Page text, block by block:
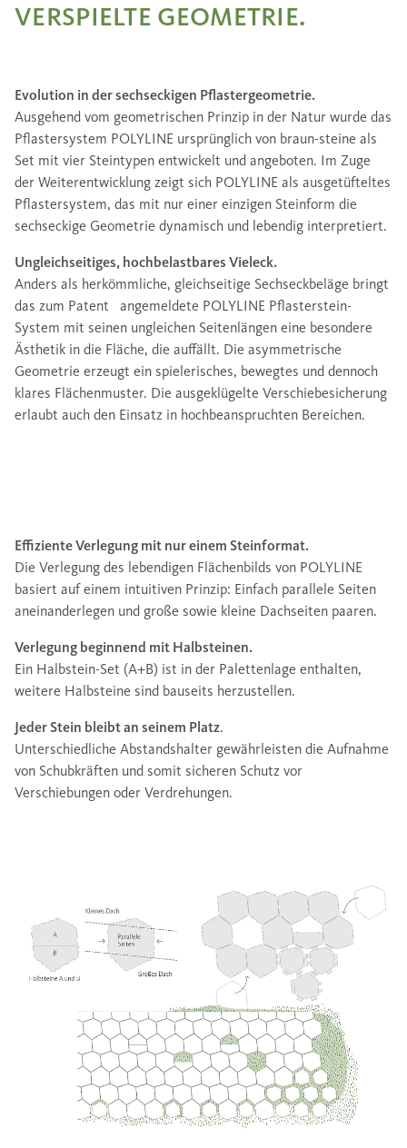
VERSPIELTE GEOMETRIE.
Evolution in der sechseckigen Pflastergeometrie.
Ausgehend vom geometrischen Prinzip in der Natur wurde das
Pflastersystem POLYLINE ursprünglich von braun-steine als
Set mit vier Steintypen entwickelt und angeboten. Im Zuge
der Weiterentwicklung zeigt sich POLYLINE als ausgetüfteltes
Pflastersystem, das mit nur einer einzigen Steinform die
sechseckige Geometrie dynamisch und lebendig interpretiert.
Ungleichseitiges, hochbelastbares Vieleck.
Anders als herkömmliche, gleichseitige Sechseckbeläge bringt
das zum Patent angemeldete POLYLINE Pflasterstein-
System mit seinen ungleichen Seitenlängen eine besondere
Ästhetik in die Fläche, die auffällt. Die asymmetrische
Geometrie erzeugt ein spielerisches, bewegtes und dennoch
klares Flächenmuster. Die ausgeklügelte Verschiebesicherung
erlaubt auch den Einsatz in hochbeanspruchten Bereichen.
Effiziente Verlegung mit nur einem Steinformat.
Die Verlegung des lebendigen Flächenbilds von POLYLINE
basiert auf einem intuitiven Prinzip: Einfach parallele Seiten
aneinanderlegen und große sowie kleine Dachseiten paaren.
Verlegung beginnend mit Halbsteinen.
Ein Halbstein-Set (A+B) ist in der Palettenlage enthalten,
weitere Halbsteine sind bauseits herzustellen.
Jeder Stein bleibt an seinem Platz.
Unterschiedliche Abstandshalter gewährleisten die Aufnahme
von Schubkräften und somit sicheren Schutz vor
Verschiebungen oder Verdrehungen.